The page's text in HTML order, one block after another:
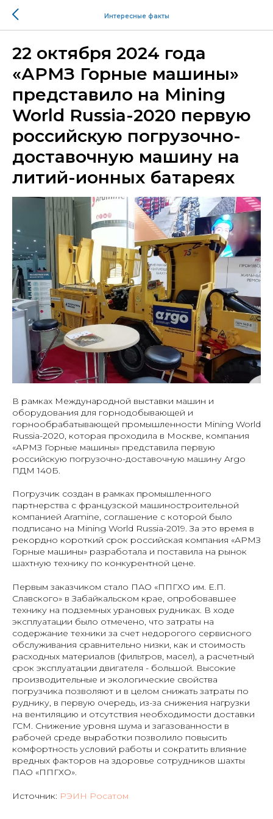
Интересные факты
22 октября 2024 года
«АРМЗ Горные машины»
представило на Mining
World Russia-2020 первую
российскую погрузочно-
доставочную машину на
литий-ионных батареях
В рамках Международной выставки машин и
оборудования для горнодобывающей и
горнообрабатывающей промышленности Mining World
Russia-2020, которая проходила в Москве, компания
«АРМЗ Горные машины» представила первую
российскую погрузочно-доставочную машину Argo
ПДМ 140Б.
Погрузчик создан в рамках промышленного
партнерства с французской машиностроительной
компанией Aramine, соглашение с которой было
подписано на Mining World Russia-2019. За это время в
рекордно короткий срок российская компания «АРМЗ
Горные машины» разработала и поставила на рынок
шахтную технику по конкурентной цене.
Первым заказчиком стало ПАО «ППГХО им. Е.П.
Славского» в Забайкальском крае, опробовавшее
технику на подземных урановых рудниках. В ходе
эксплуатации было отмечено, что затраты на
содержание техники за счет недорогого сервисного
обслуживания сравнительно низки, как и стоимость
расходных материалов (фильтров, масел), а расчетный
срок эксплуатации двигателя - большой. Высокие
производительные и экологические свойства
погрузчика позволяют и в целом снижать затраты по
руднику, в первую очередь, из-за снижения нагрузки
на вентиляцию и отсутствия необходимости доставки
ГСМ. Снижение уровня шума и загазованности в
рабочей среде выработки позволило повысить
комфортность условий работы и сократить влияние
вредных факторов на здоровье сотрудников шахты
ПАО «ППГХО».
Источник: РЭИН Росатом